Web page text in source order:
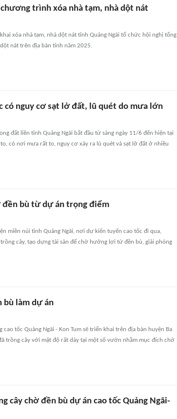
trình xóa nhà tạm, nhà dột nát
xóa nhà tạm, nhà dột nát tỉnh Quảng Ngãi tổ chức hội nghị tổng
nát trên địa bàn tỉnh năm 2025.
có nguy cơ sạt lở đất, lũ quét do mưa lớn
đất liền tỉnh Quảng Ngãi bắt đầu từ sáng ngày 11/6 đến hiện tại
có nơi mưa rất to, nguy cơ xảy ra lũ quét và sạt lở đất ở nhiều
đền bù từ dự án trọng điểm
miền núi tỉnh Quảng Ngãi, nơi dự kiến tuyến cao tốc đi qua,
cây, tạo dựng tài sản để chờ hưởng lợi từ đền bù, giải phóng
bù làm dự án
tốc Quảng Ngãi - Kon Tum sẽ triển khai trên địa bàn huyện Ba
trồng cây với mật độ rất dày tại một số vườn nhằm mục đích chờ
cây chờ đền bù dự án cao tốc Quảng Ngãi-